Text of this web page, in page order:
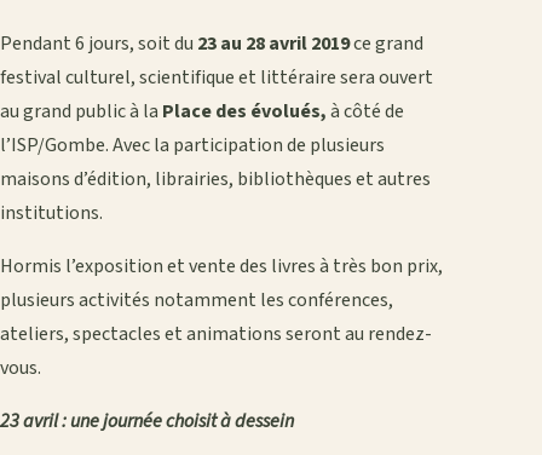
Pendant 6 jours, soit du 23 au 28 avril 2019ce grand
festival culturel, scientifique et littéraire sera ouvert
au grand public à la Place des évolués,à côté de
l’ISP/Gombe. Avec la participation de plusieurs
maisons d’édition, librairies, bibliothèques et autres
institutions.
Hormis l’exposition et vente des livres à très bon prix,
plusieurs activités notamment les conférences,
ateliers, spectacles et animations seront au rendez-
vous.
23 avril: une journée choisit à dessein